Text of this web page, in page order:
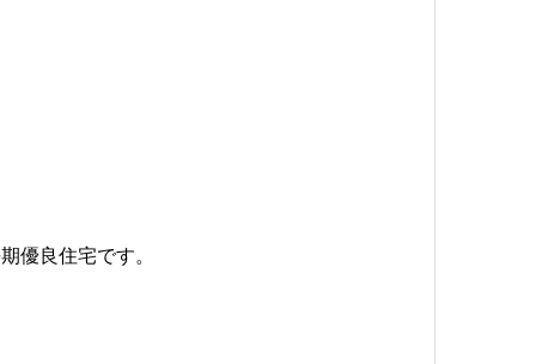
優良住宅です。